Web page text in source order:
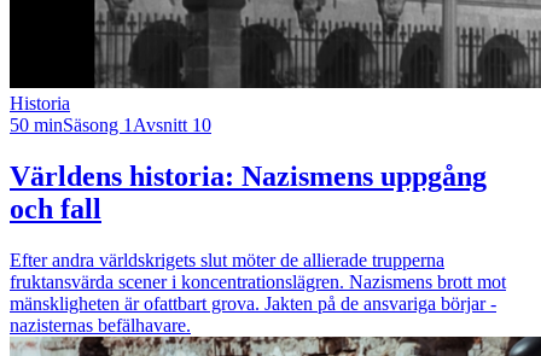
Historia
50 minSäsong 1 Avsnitt 10
Världens historia: Nazismens uppgång
och fall
Efter andra världskrigets slut möter de allierade trupperna
fruktansvärda scener i koncentrationslägren. Nazismens brott mot
mänskligheten är ofattbart grova. Jakten på de ansvariga börjar -
nazisternas befälhavare.